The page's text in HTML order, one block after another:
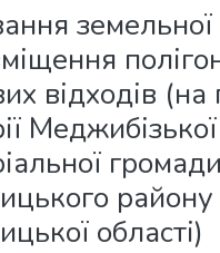
земельної
відходів (на
Меджибізької
громади
району
області)